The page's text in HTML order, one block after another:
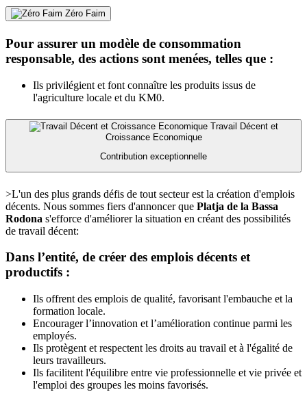
Zéro Faim
Pour assurer un modèle de consommation
responsable, des actions sont menées, telles que :
Ils privilégient et font connaître les produits issus de
l'agriculture locale et du KM0.
Travail Décent et
Croissance Economique
Contribution exceptionnelle
>L'un des plus grands défis de tout secteur est la création d'emplois
décents. Nous sommes fiers d'annoncer que Platja de la Bassa
Rodona s'efforce d'améliorer la situation en créant des possibilités
de travail décent:
Dans l’entité, de créer des emplois décents et
productifs :
Ils offrent des emplois de qualité, favorisant l'embauche et la
formation locale.
Encourager l’innovation et l’amélioration continue parmi les
employés.
Ils protègent et respectent les droits au travail et à l'égalité de
leurs travailleurs.
Ils facilitent l'équilibre entre vie professionnelle et vie privée et
l'emploi des groupes les moins favorisés.